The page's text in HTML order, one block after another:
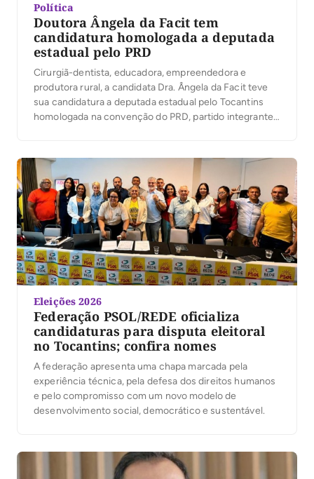
Política
Doutora Ângela da Facit tem
candidatura homologada a deputada
estadual pelo PRD
Cirurgiã-dentista, educadora, empreendedora e
produtora rural, a candidata Dra. Ângela da Facit teve
sua candidatura a deputada estadual pelo Tocantins
homologada na convenção do PRD, partido integrante
oficializou a senadora Professora Dorinha como
candidata ao governo estadual, reforçando a sintonia
entre […]
Eleições 2026
Federação PSOL/REDE oficializa
candidaturas para disputa eleitoral
no Tocantins; confira nomes
A federação apresenta uma chapa marcada pela
experiência técnica, pela defesa dos direitos humanos
e pelo compromisso com um novo modelo de
desenvolvimento social, democrático e sustentável.